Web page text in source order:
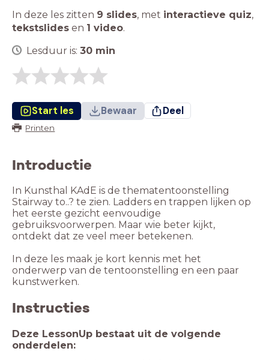
In deze les zitten 9 slides, met interactieve quiz,
tekstslides en 1 video.
Lesduur is: 30 min
Start les Bewaar Deel
Printen
Introductie
In Kunsthal KAdE is de thematentoonstelling
Stairway to..? te zien. Ladders en trappen lijken op
het eerste gezicht eenvoudige
gebruiksvoorwerpen. Maar wie beter kijkt,
ontdekt dat ze veel meer betekenen.
In deze les maak je kort kennis met het
onderwerp van de tentoonstelling en een paar
kunstwerken.
Instructies
Deze LessonUp bestaat uit de volgende
onderdelen: